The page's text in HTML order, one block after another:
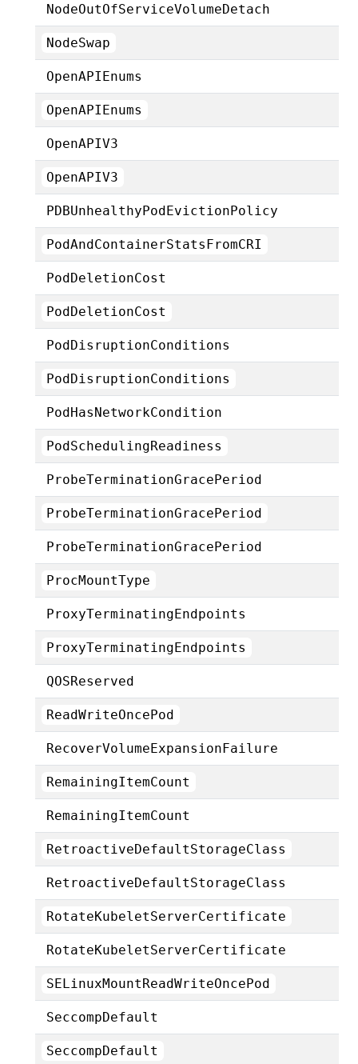
NodeOutOfServiceVolumeDetach
NodeSwap
OpenAPIEnums
OpenAPIEnums
OpenAPIV3
OpenAPIV3
PDBUnhealthyPodEvictionPolicy
PodAndContainerStatsFromCRI
PodDeletionCost
PodDeletionCost
PodDisruptionConditions
PodDisruptionConditions
PodHasNetworkCondition
PodSchedulingReadiness
ProbeTerminationGracePeriod
ProbeTerminationGracePeriod
ProbeTerminationGracePeriod
ProcMountType
ProxyTerminatingEndpoints
ProxyTerminatingEndpoints
QOSReserved
ReadWriteOncePod
RecoverVolumeExpansionFailure
RemainingItemCount
RemainingItemCount
RetroactiveDefaultStorageClass
RetroactiveDefaultStorageClass
RotateKubeletServerCertificate
RotateKubeletServerCertificate
SELinuxMountReadWriteOncePod
SeccompDefault
SeccompDefault